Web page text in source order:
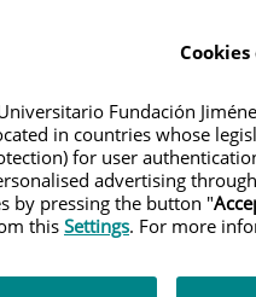
DE FORMACIÓN|TALLER
de
Fundación
in countries whose
for user
advertising
by pressing the button "
thisSettings. For more